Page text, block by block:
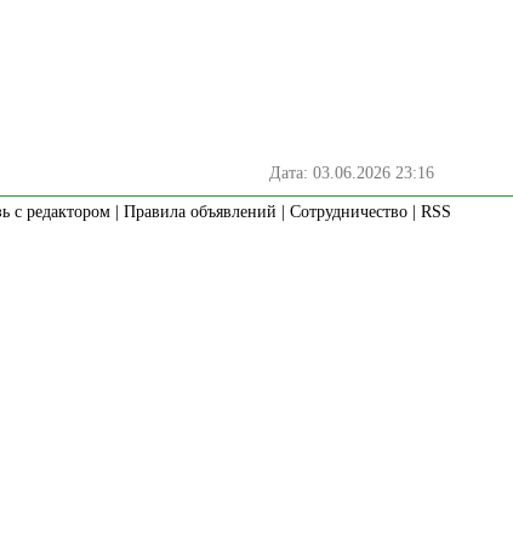
Дата: 03.06.2026 23:16
с редактором Правила объявлений Сотрудничество RSS